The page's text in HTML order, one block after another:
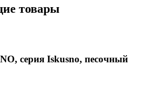
товары
серия Iskusno, песочный